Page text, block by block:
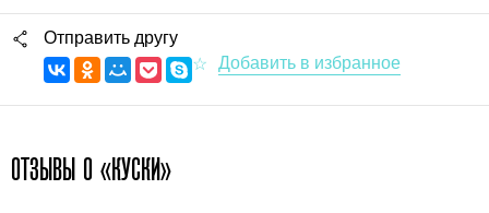
Отправить другу
ОТЗЫВЫ О «КУСКИ»